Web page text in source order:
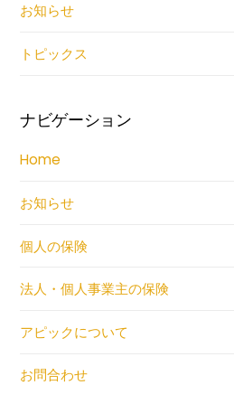
お知らせ
トピックス
ナビゲーション
Home
お知らせ
個人の保険
法人・個人事業主の保険
アピックについて
お問合わせ